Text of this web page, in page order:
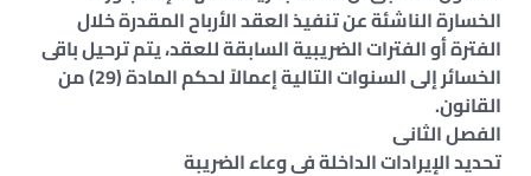
الخسارة الناشئة عن تنفيذ العقد الأرباح المقدرة خلال
الفترة أو الفترات الضريبية السابقة للعقد، يتم ترحيل باقى
الخسائر إلى السنوات التالية إعمالاً لحكم المادة (29) من
القانون.
الفصل الثانى
تحديد الإيرادات الداخلة فى وعاء الضريبة